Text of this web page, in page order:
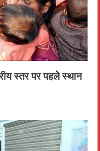
स्तर पर पहले स्थान